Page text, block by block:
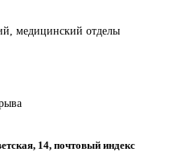
медицинский отделы
14, почтовый индекс